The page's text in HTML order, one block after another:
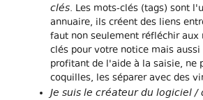
clés. Les mots-clés (tags) sont
annuaire, ils créent des liens
faut non seulement réfléchir
clés pour votre notice mais
profitant de l'aide à la saisie, ne
coquilles, les séparer avec des
Je suis le créateur du logiciel /